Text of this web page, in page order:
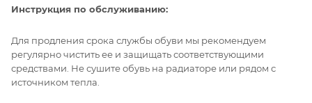
Инструкция по обслуживанию:
Для продления срока службы обуви мы рекомендуем
регулярно чистить ее и защищать соответствующими
средствами. Не сушите обувь на радиаторе или рядом с
источником тепла.